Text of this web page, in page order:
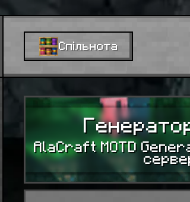
Спільнота
AlaCraft MOTD